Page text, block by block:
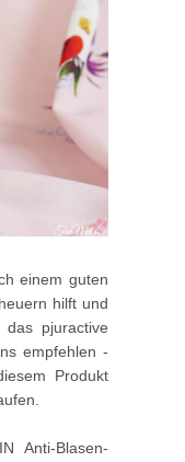
einem guten
hilft und
pjuractive
empfehlen -
Produkt
Anti-Blasen-